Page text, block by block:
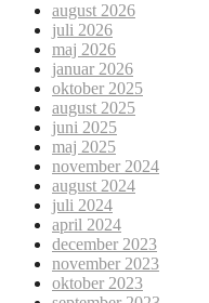
august 2026
juli 2026
maj 2026
januar 2026
oktober 2025
august 2025
juni 2025
maj 2025
november 2024
august 2024
juli 2024
april 2024
december 2023
november 2023
oktober 2023